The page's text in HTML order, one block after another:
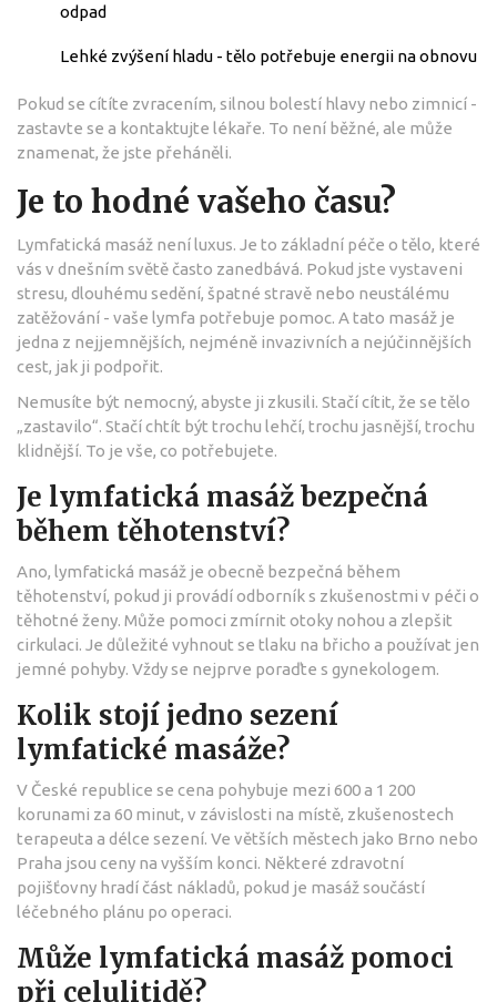
odpad
Lehké zvýšení hladu - tělo potřebuje energii na obnovu
Pokud se cítíte zvracením, silnou bolestí hlavy nebo zimnicí -
zastavte se a kontaktujte lékaře. To není běžné, ale může
znamenat, že jste přeháněli.
Je to hodné vašeho času?
Lymfatická masáž není luxus. Je to základní péče o tělo, které
vás v dnešním světě často zanedbává. Pokud jste vystaveni
stresu, dlouhému sedění, špatné stravě nebo neustálému
zatěžování - vaše lymfa potřebuje pomoc. A tato masáž je
jedna z nejjemnějších, nejméně invazivních a nejúčinnějších
cest, jak ji podpořit.
Nemusíte být nemocný, abyste ji zkusili. Stačí cítit, že se tělo
„zastavilo“. Stačí chtít být trochu lehčí, trochu jasnější, trochu
klidnější. To je vše, co potřebujete.
Je lymfatická masáž bezpečná
během těhotenství?
Ano, lymfatická masáž je obecně bezpečná během
těhotenství, pokud ji provádí odborník s zkušenostmi v péči o
těhotné ženy. Může pomoci zmírnit otoky nohou a zlepšit
cirkulaci. Je důležité vyhnout se tlaku na břicho a používat jen
jemné pohyby. Vždy se nejprve poraďte s gynekologem.
Kolik stojí jedno sezení
lymfatické masáže?
V České republice se cena pohybuje mezi 600 a 1 200
korunami za 60 minut, v závislosti na místě, zkušenostech
terapeuta a délce sezení. Ve větších městech jako Brno nebo
Praha jsou ceny na vyšším konci. Některé zdravotní
pojišťovny hradí část nákladů, pokud je masáž součástí
léčebného plánu po operaci.
Může lymfatická masáž pomoci
při celulitidě?